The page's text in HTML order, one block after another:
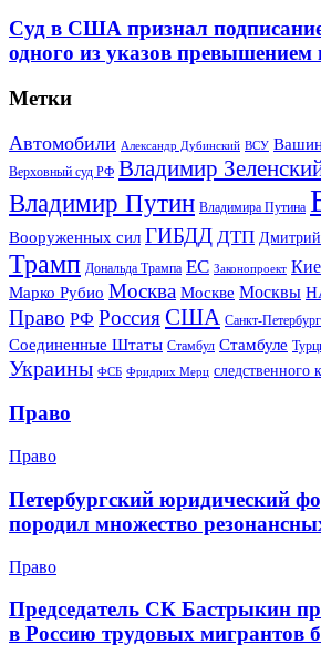
Суд в США признал
одного из указов
Метки
Автомобили Александр Дубинский ВСУ
Верховный суд РФ Владимир
Владимир Путин Владимира Путина
Вооруженных сил ГИБДД ДТП
Трамп Дональда Трампа ЕС Законопроект
Марко Рубио Москва Москве Москвы
Право РФ РоссияСША Санкт-
Соединенные Штаты Стамбул Стамбуле
Украины ФСБ Фридрих Мерц следственного
Право
Право
Петербургский юридический
породил множество
Право
Председатель СК Бастрыкин
в Россию трудовых мигрантов